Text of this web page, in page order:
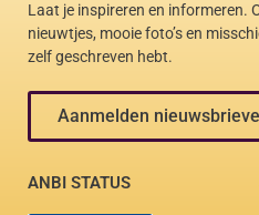
Laat je inspireren en informeren.
nieuwtjes, mooie foto’s en
zelf geschreven hebt.
Aanmelden
ANBI STATUS